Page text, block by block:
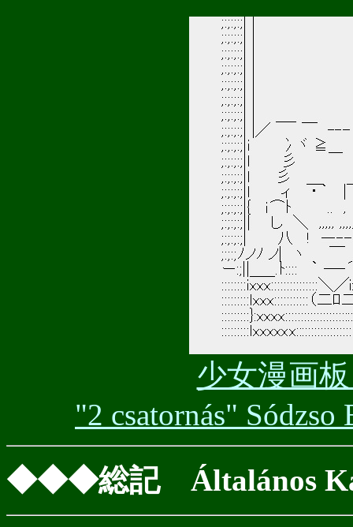
少女漫画
"2 csatornás"
◆◆◆総記 Általános